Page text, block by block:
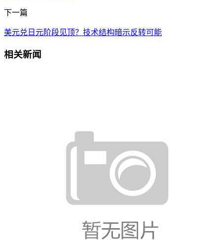
下一篇
美元兑日元阶段见顶？技术结构暗示反转可能
相关新闻